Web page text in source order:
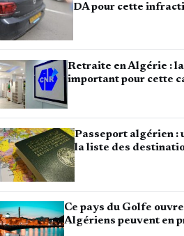
DA pour cette
Retraite en Algérie :
important pour cette
Passeport algérien :
la liste des
Ce pays du Golfe
Algériens peuvent en